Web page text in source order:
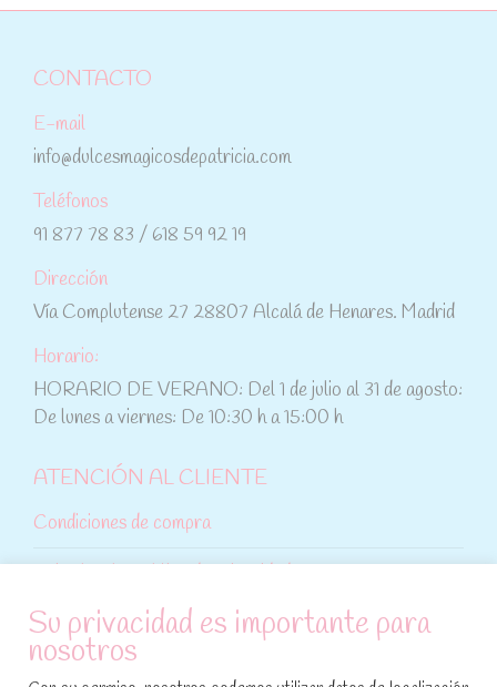
CONTACTO
E-mail
info@dulcesmagicosdepatricia.com
Teléfonos
91 877 78 83 / 618 59 92 19
Dirección
Vía Complutense 27 28807 Alcalá de Henares. Madrid
Horario:
HORARIO DE VERANO: Del 1 de julio al 31 de agosto:
De lunes a viernes: De 10:30 h a 15:00 h
ATENCIÓN AL CLIENTE
Condiciones de compra
Política de cookies
Su privacidad es importante para
nosotros